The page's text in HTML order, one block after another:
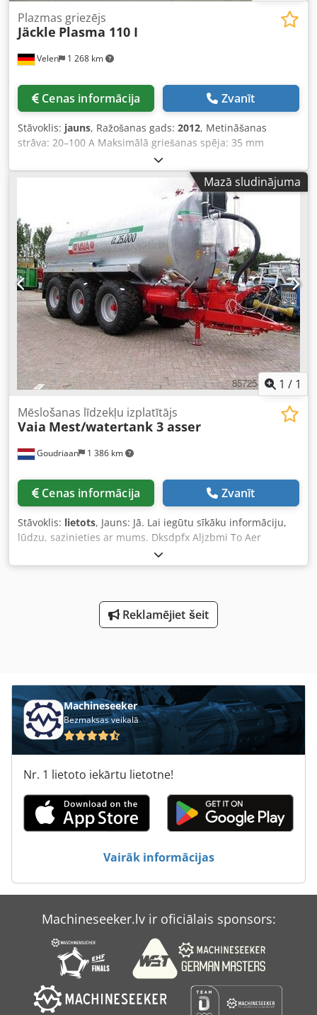
Velen 1 268 km
Plazmas griezējs
Jäckle Plasma 110 I
Cenas informācija Zvanīt
Stāvoklis: jauns, Ražošanas gads: 2012, Metināšanas
strāva: 20–100 A Maksimālā griešanas spēja: 35 mm
Tukšgaitas spriegums: 250 V Saspiestā gaisa pieslēgums:
min. 4 bar Pieslēguma jauda: 20 KVA Pieslēguma
spriegums: 400 V Svars: 0,7 kg Izmēri (GxPxA): 1,0 x 0,6 x
0,8 m Plazmas griešanas iekārta ar ratiņiem - iekļauts 7 m
šļūtenes komplekts Dsdpfxjw En E Eo Al Aokr - rezerves
sprauslas
Mazā sludinājuma
1 / 1
Goudriaan 1 386 km
Mēslošanas līdzekļu izplatītājs
Vaia Mest/watertank 3 asser
Cenas informācija Zvanīt
Stāvoklis: lietots, Jauns: Jā. Lai iegūtu sīkāku informāciju,
lūdzu, sazinieties ar mums. Dksdpfx Aljzbmi To Aer
Reklamējiet šeit
Machineseeker
Bezmaksas veikalā
Nr. 1 lietoto iekārtu lietotne!
Vairāk informācijas
Machineseeker.lv ir oficiālais sponsors: